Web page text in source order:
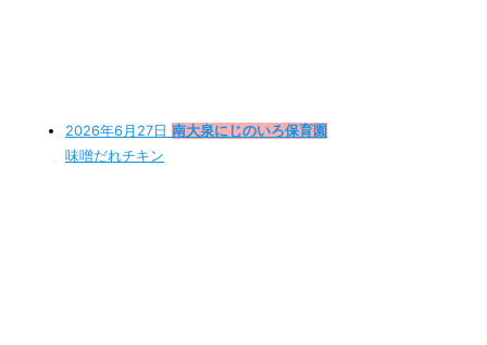
2026年6月27日 南大泉にじのいろ保育園
味噌だれチキン